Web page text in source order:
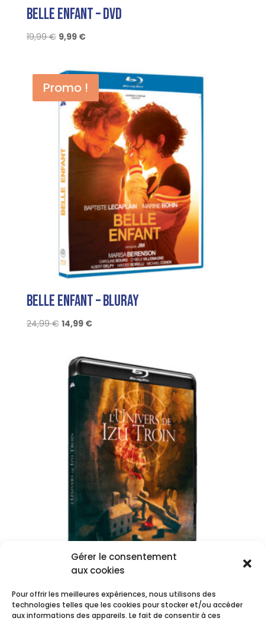
Gérer le consentement
aux cookies
Pour offrir les meilleures expériences, nous utilisons des
technologies telles que les cookies pour stocker et/ou accéder
aux informations des appareils. Le fait de consentir à ces
Belle Enfant – DVD
19,99€ Le
était :
19,99 €.
9,99 €Le
est :
9,99 €.
Promo !
Belle Enfant – Bluray
24,99€ Le
était :
24,99 €.
14,99 €Le
est :
14,99 €.
L’Univers de Izù Troin – Bluray
14,99€